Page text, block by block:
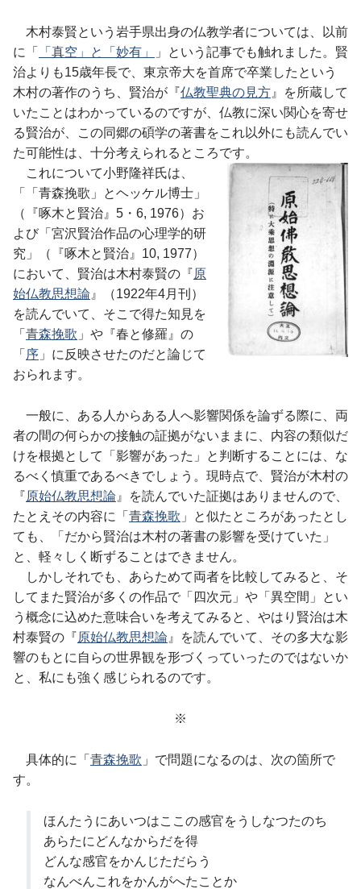
木村泰賢という岩手県出身の仏教学者については、以前
に「
「真空」と「妙有」
」という記事でも触れました。賢
治よりも15歳年長で、東京帝大を首席で卒業したという
木村の著作のうち、賢治が『仏教聖典の見方 』を所蔵して
いたことはわかっているのですが、仏教に深い関心を寄せ
る賢治が、この同郷の碩学の著書をこれ以外にも読んでい
た可能性は、十分考えられるところです。
これについて小野隆祥氏は、
「「青森挽歌」とヘッケル博士」
（『啄木と賢治』5・6, 1976）お
よび「宮沢賢治作品の心理学的研
究」（『啄木と賢治』10, 1977）
において、賢治は木村泰賢の『原
始仏教思想論 』（1922年4月刊）
を読んでいて、そこで得た知見を
「 青森挽歌 」や『春と修羅』の
「 序 」に反映させたのだと論じて
おられます。
一般に、ある人からある人へ影響関係を論ずる際に、両
者の間の何らかの接触の証拠がないままに、内容の類似だ
けを根拠として「影響があった」と判断することには、な
るべく慎重であるべきでしょう。現時点で、賢治が木村の
『原始仏教思想論 』を読んでいた証拠はありませんので、
たとえその内容に「 青森挽歌 」と似たところがあったとし
ても、「だから賢治は木村の著書の影響を受けていた」
と、軽々しく断ずることはできません。
しかしそれでも、あらためて両者を比較してみると、そ
してまた賢治が多くの作品で「四次元」や「異空間」とい
う概念に込めた意味合いを考えてみると、やはり賢治は木
村泰賢の『原始仏教思想論 』を読んでいて、その多大な影
響のもとに自らの世界観を形づくっていったのではないか
と、私にも強く感じられるのです。
※
具体的に「 青森挽歌 」で問題になるのは、次の箇所で
す。
ほんたうにあいつはここの感官をうしなつたのち
あらたにどんなからだを得
どんな感官をかんじただらう
なんべんこれをかんがへたことか